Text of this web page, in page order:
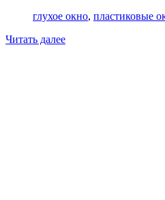
глухое окно, пластиковые
Читать далее